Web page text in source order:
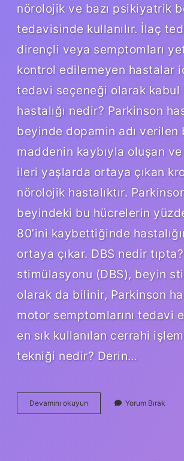
nörolojik ve bazı psikiyatrik
tedavisinde kullanılır. İlaç
dirençli veya semptomları
kontrol edilemeyen hastalar
tedavi seçeneği olarak kabul
hastalığı nedir? Parkinson
beyinde dopamin adı verilen
maddenin kaybıyla oluşan
ileri yaşlarda ortaya çıkan
nörolojik hastalıktır.
beyindeki bu hücrelerin
80’ini kaybettiğinde
ortaya çıkar. DBS nedir
stimülasyonu (DBS), beyin
olarak da bilinir, Parkinson
motor semptomlarını tedavi
en sık kullanılan cerrahi
tekniği nedir? Derin…
Devamını okuyun
Hangi
Yorum Bırak